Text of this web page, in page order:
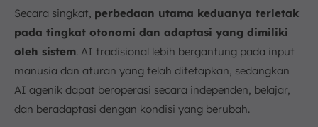
Secara singkat, perbedaan utama keduanya terletak
pada tingkat otonomi dan adaptasi yang dimiliki
oleh sistem. AI tradisional lebih bergantung pada input
manusia dan aturan yang telah ditetapkan, sedangkan
AI agenik dapat beroperasi secara independen, belajar,
dan beradaptasi dengan kondisi yang berubah.